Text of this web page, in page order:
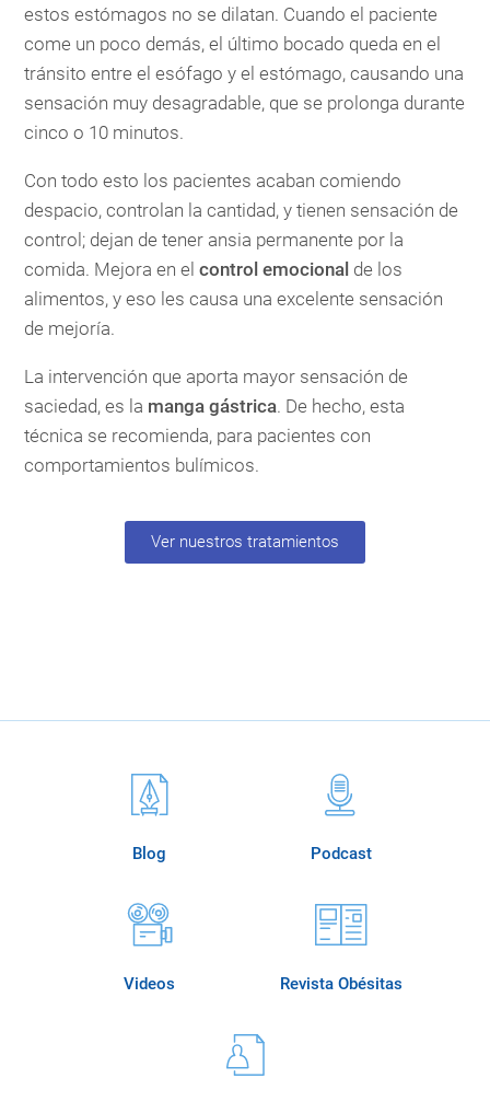
estos estómagos no se dilatan. Cuando el paciente
come un poco demás, el último bocado queda en el
tránsito entre el esófago y el estómago, causando una
sensación muy desagradable, que se prolonga durante
cinco o 10 minutos.
Con todo esto los pacientes acaban comiendo
despacio, controlan la cantidad, y tienen sensación de
control; dejan de tener ansia permanente por la
comida. Mejora en el control emocional de los
alimentos, y eso les causa una excelente sensación
de mejoría.
La intervención que aporta mayor sensación de
saciedad, es la manga gástrica. De hecho, esta
técnica se recomienda, para pacientes con
comportamientos bulímicos.
Ver nuestros tratamientos
Blog Podcast
Videos Revista Obésitas